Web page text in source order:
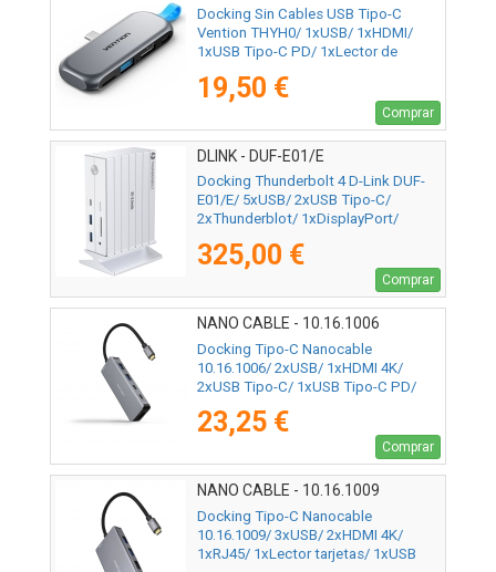
Docking Sin Cables USB Tipo-C
Vention THYH0/ 1xUSB/ 1xHDMI/
1xUSB Tipo-C PD/ 1xLector de
19,50 €
Comprar
DLINK - DUF-E01/E
Docking Thunderbolt 4 D-Link DUF-
E01/E/ 5xUSB/ 2xUSB Tipo-C/
2xThunderblot/ 1xDisplayPort/
1xLector de Tarjetas/ Blanco
325,00 €
Comprar
NANO CABLE - 10.16.1006
Docking Tipo-C Nanocable
10.16.1006/ 2xUSB/ 1xHDMI 4K/
2xUSB Tipo-C/ 1xUSB Tipo-C PD/
23,25 €
Comprar
NANO CABLE - 10.16.1009
Docking Tipo-C Nanocable
10.16.1009/ 3xUSB/ 2xHDMI 4K/
1xRJ45/ 1xLector tarjetas/ 1xUSB